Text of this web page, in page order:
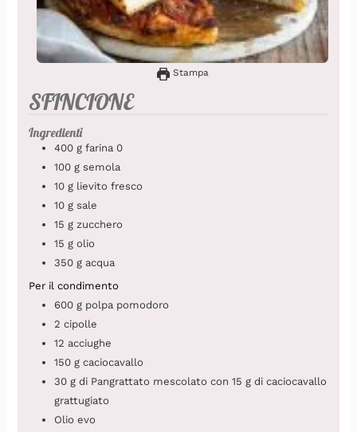
Stampa
SFINCIONE
Ingredienti
400 g farina 0
100 g semola
10 g lievito fresco
10 g sale
15 g zucchero
15 g olio
350 g acqua
Per il condimento
600 g polpa pomodoro
2 cipolle
12 acciughe
150 g caciocavallo
30 g di Pangrattato mescolato con 15 g di caciocavallo
grattugiato
Olio evo